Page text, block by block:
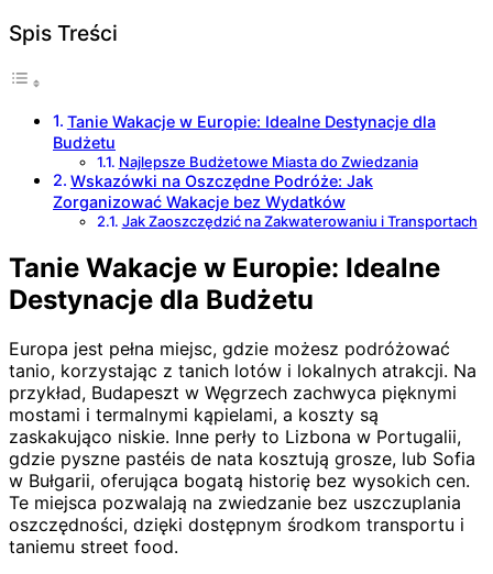
Spis Treści
Tanie Wakacje w Europie: Idealne Destynacje dla
Budżetu
Najlepsze Budżetowe Miasta do Zwiedzania
Wskazówki na Oszczędne Podróże: Jak
Zorganizować Wakacje bez Wydatków
Jak Zaoszczędzić na Zakwaterowaniu i Transportach
Tanie Wakacje w Europie: Idealne
Destynacje dla Budżetu
Europa jest pełna miejsc, gdzie możesz podróżować
tanio, korzystając z tanich lotów i lokalnych atrakcji. Na
przykład, Budapeszt w Węgrzech zachwyca pięknymi
mostami i termalnymi kąpielami, a koszty są
zaskakująco niskie. Inne perły to Lizbona w Portugalii,
gdzie pyszne pastéis de nata kosztują grosze, lub Sofia
w Bułgarii, oferująca bogatą historię bez wysokich cen.
Te miejsca pozwalają na zwiedzanie bez uszczuplania
oszczędności, dzięki dostępnym środkom transportu i
taniemu street food.